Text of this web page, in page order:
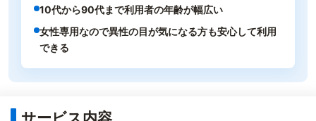
10代から90代まで利用者の年齢が幅広い
女性専用なので異性の目が気になる方も安心して利用
できる